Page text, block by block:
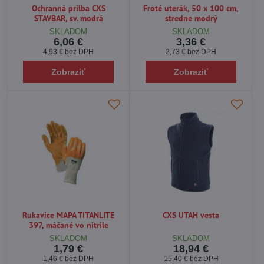
Kvalitné pracovné odevy a doplnky
Pracovné oblečenieuž dávno nie je len o funkčnosti, ale aj o
komforte a dizajne.
Naša ponuka pracovného oblečenia
montérky s vysokou odolnosťou voči oderu,
reflexné oblečenie s vysokou viditeľnosťou pre prácu v exteriéri
alebo pri zníženej viditeľnosti,
špeciálne bundy, vesty, tričká a nohavice z priedušných a
zároveň odolných materiálov.
Doplnky a bezpečnostné vybavenie
respirátory a slúchadlá,
postroje na prácu vo výškach a ďalšie pomôcky.
Spoľahlivý partner pre firmy aj jednotlivcov
Ochranná prilba CXS
STAVBAR, sv. modrá
SKLADOM
6,06 €
4,93 € bez DPH
Zobraziť
Froté uterák, 50 x 100 cm,
stredne modrý
SKLADOM
3,36 €
2,73 € bez DPH
Zobraziť
Rukavice MAPA TITANLITE
397, máčané vo nitrile
SKLADOM
1,79 €
1,46 € bez DPH
CXS UTAH vesta
SKLADOM
18,94 €
15,40 € bez DPH